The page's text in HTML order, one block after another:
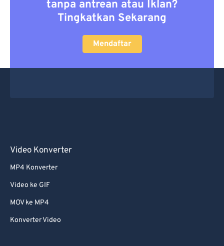
tanpa antrean atau Iklan?
Tingkatkan Sekarang
Mendaftar
Video Konverter
MP4 Konverter
Video ke GIF
MOV ke MP4
Konverter Video